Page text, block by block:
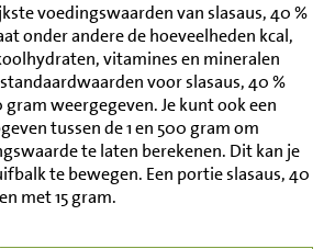
voedingswaarden van slasaus, 40 %
onder andere de hoeveelheden kcal,
vitamines en mineralen
voor slasaus, 40 %
weergegeven. Je kunt ook een
tussen de 1 en 500 gram om
te laten berekenen. Dit kan je
te bewegen. Een portie slasaus, 40
met 15 gram.